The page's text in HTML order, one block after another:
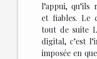
l’appui,
et fiables. Le
tout de suite
digital, c’est
imposée en